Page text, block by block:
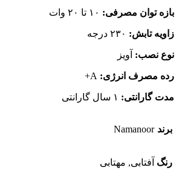
بازه توان مصرفی:
زاویه تابش:
نوع نصب: آویز
رده مصرف انرژی:
مدت گارانتی:
برند Namanoor
رنگ آفتابی, مهتابی